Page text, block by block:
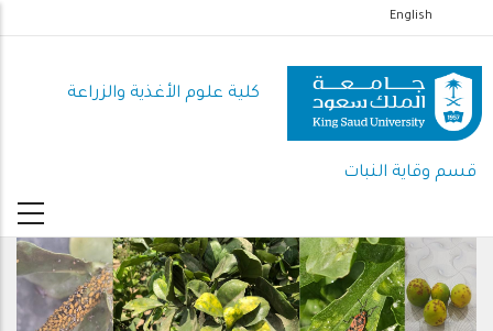
إلى
المحتوى
الرئيسي
English
كلية علوم الأغذية والزراعة
قسم وقاية النبات